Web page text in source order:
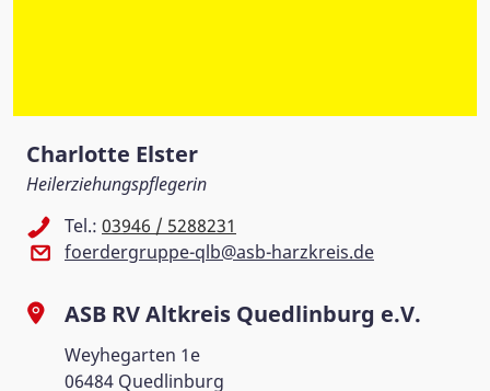
Charlotte Elster
Heilerziehungspflegerin
Tel.: 03946 / 5288231
foerdergruppe-qlb@asb-harzkreis.de
ASB RV Altkreis Quedlinburg e.V.
Weyhegarten 1e
06484 Quedlinburg